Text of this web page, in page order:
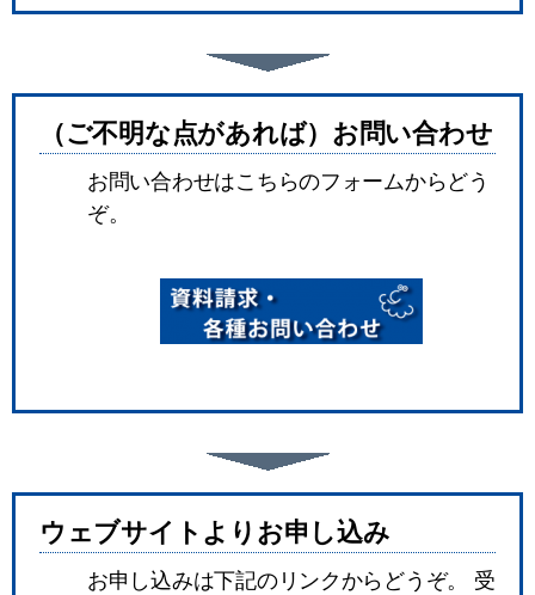
（ご不明な点があれば）お問い合わせ
お問い合わせはこちらのフォームからどう
ぞ。
ウェブサイトよりお申し込み
お申し込みは下記のリンクからどうぞ。 受